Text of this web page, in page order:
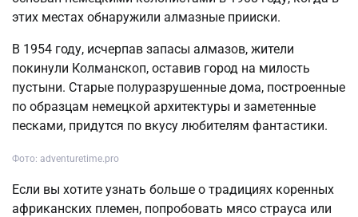
этих местах обнаружили алмазные прииски.
В 1954 году, исчерпав запасы алмазов, жители
покинули Колманскоп, оставив город на милость
пустыни. Старые полуразрушенные дома, построенные
по образцам немецкой архитектуры и заметенные
песками, придутся по вкусу любителям фантастики.
Фото: adventuretime.pro
Если вы хотите узнать больше о традициях коренных
африканских племен, попробовать мясо страуса или